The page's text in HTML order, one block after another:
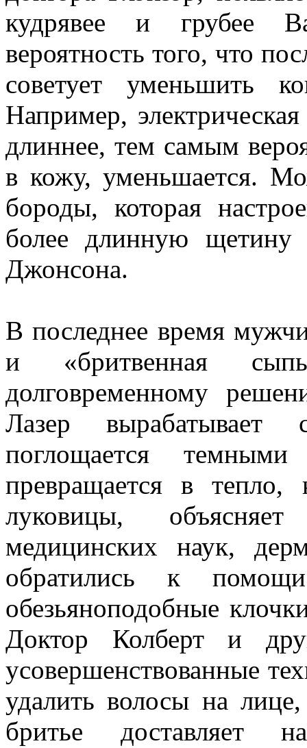
кудрявее и грубее
вероятность того, что
советует уменьшить
Например,
длиннее, тем самым
в кожу, уменьшается.
бороды, которая
более длинную щетину
Джонсона.
В последнее время
и «бритвенная
долговременному
Лазер вырабатывает
поглощается
превращается в тепло,
луковицы,
медицинских наук,
обратились к
обезьяноподобные
Доктор Колберт и
усовершенствованные
удалить волосы на
бритье доставляет